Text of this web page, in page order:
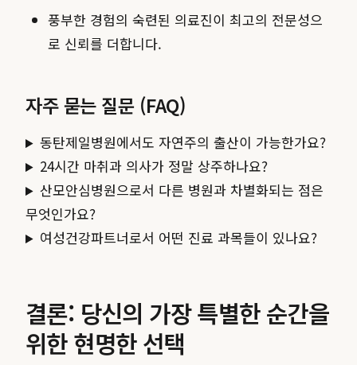
풍부한 경험의 숙련된 의료진이 최고의 전문성으
로 신뢰를 더합니다.
자주 묻는 질문 (FAQ)
동탄제일병원에서도 자연주의 출산이 가능한가요?
24시간 마취과 의사가 정말 상주하나요?
산모안심병원으로서 다른 병원과 차별화되는 점은
무엇인가요?
여성건강파트너로서 어떤 진료 과목들이 있나요?
결론: 당신의 가장 특별한 순간을
위한 현명한 선택